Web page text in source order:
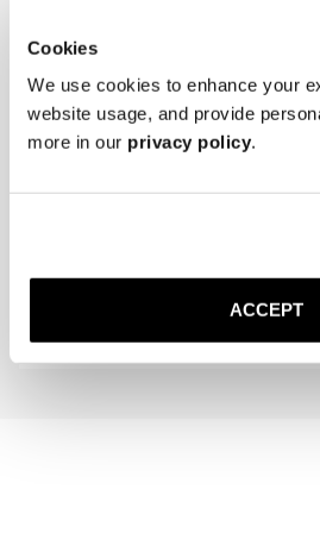
Cookies
We use cookies to enhance your
website usage, and provide
more in our privacy policy.
ACCEPT